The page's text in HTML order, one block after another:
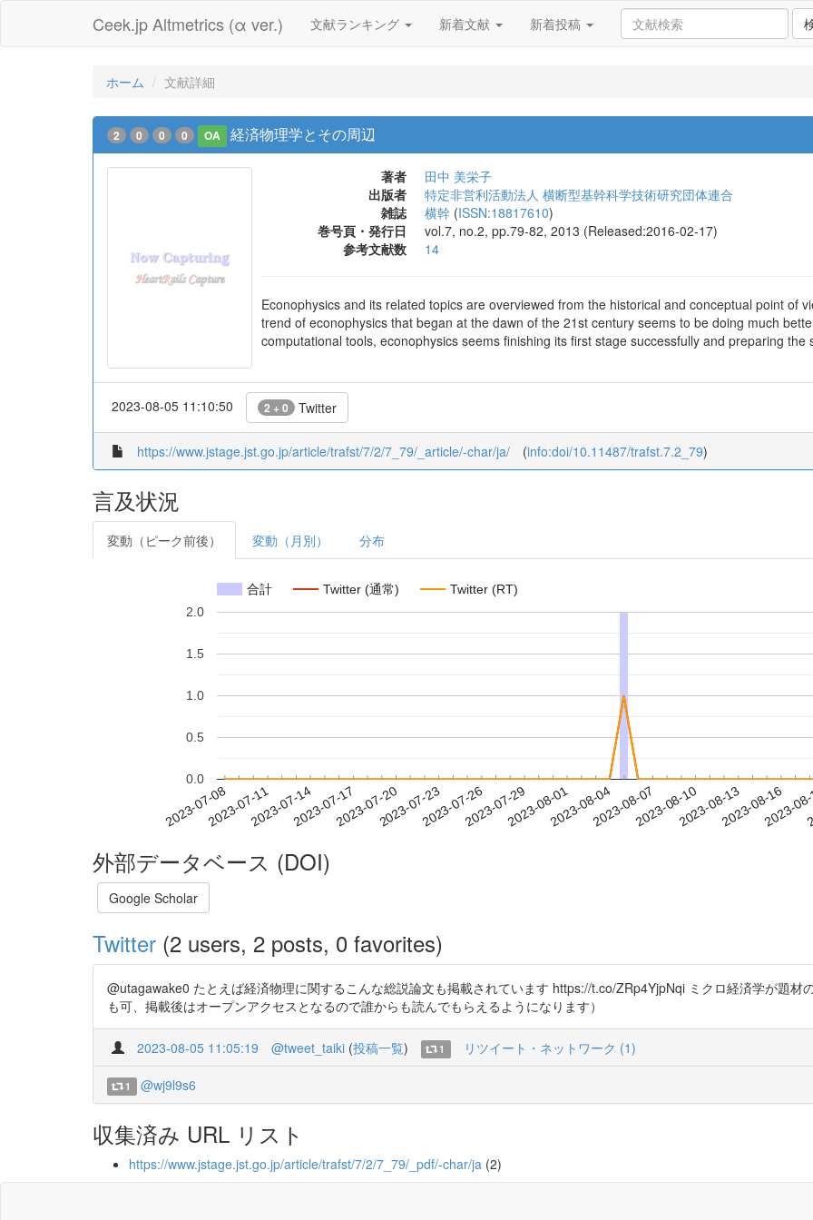
Ceek.jp Altmetrics (α ver.) 文献ランキング 新着文献 新着投稿
ホーム 文献詳細
2 0 0 0 OA 経済物理学とその周辺
著者
田中 美栄子
出版者
特定非営利活動法人 横断型基幹科学技術研究団体連合
雑誌
横幹 (ISSN:18817610)
巻号頁・発行日
vol.7, no.2, pp.79-82, 2013 (Released:2016-02-17)
参考文献数
14
Econophysics and its related topics are overviewed from the historical and conceptual point of
trend of econophysics that began at the dawn of the 21st century seems to be doing much
computational tools, econophysics seems finishing its first stage successfully and preparing the
2023-08-05 11:10:50 2 + 0 Twitter
https://www.jstage.jst.go.jp/article/trafst/7/2/7_79/_article/-char/ja/ (info:doi/10.11487/trafst.7.2_79)
言及状況
変動（ピーク前後） 変動（月別） 分布
合計 Twitter (通常) Twitter (RT)
2023-07-082023-07-112023-07-142023-07-172023-07-202023-07-232023-07-262023-07-292023-08-012023-08-042023-08-072023-08-102023-08-132023-08-16
2023-
0.0
0.5
1.0
1.5
2.0
外部データベース (DOI)
Google Scholar
Twitter (2 users, 2 posts, 0 favorites)
@utagawake0 たとえば経済物理に関するこんな総説論文も掲載されています https://t.co/ZRp4YjpNqi ミクロ経済学が題材
も可、掲載後はオープンアクセスとなるので誰からも読んでもらえるようになります）
2023-08-05 11:05:19 @tweet_taiki (投稿一覧) 1 リツイート・ネットワーク (1)
1 @wj9l9s6
収集済み URL リスト
https://www.jstage.jst.go.jp/article/trafst/7/2/7_79/_pdf/-char/ja (2)